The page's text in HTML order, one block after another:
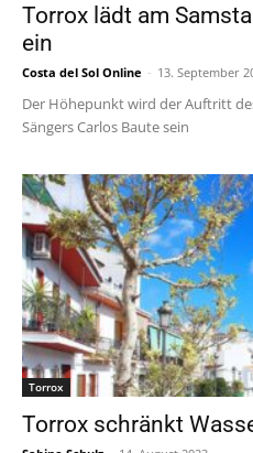
Torrox lädt am
ein
Costa del Sol Online - 13. September
Der Höhepunkt wird der Auftritt
Sängers Carlos Baute sein
Torrox
Torrox schränkt